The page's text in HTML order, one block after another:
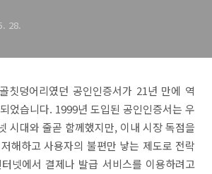
28.
칫덩어리였던 공인인증서가 21년 만에 역
었습니다. 1999년 도입된 공인인증서는 우
시대와 줄곧 함께했지만, 이내 시장 독점을
해하고 사용자의 불편만 낳는 제도로 전락
넷에서 결제나 발급 서비스를 이용하려고